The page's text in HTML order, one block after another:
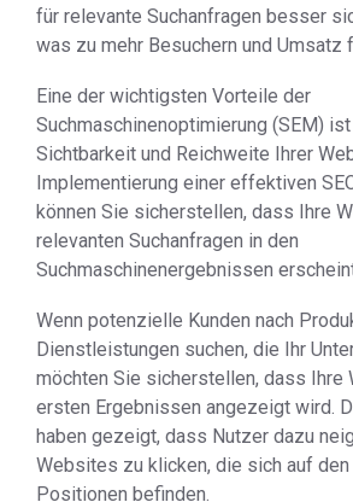
für relevante Suchanfragen besser
was zu mehr Besuchern und Umsatz
Eine der wichtigsten Vorteile der
Suchmaschinenoptimierung (SEM)
Sichtbarkeit und Reichweite Ihrer
Implementierung einer effektiven
können Sie sicherstellen, dass Ihre
relevanten Suchanfragen in den
Suchmaschinenergebnissen
Wenn potenzielle Kunden nach
Dienstleistungen suchen, die Ihr
möchten Sie sicherstellen, dass Ihre
ersten Ergebnissen angezeigt wird.
haben gezeigt, dass Nutzer dazu
Websites zu klicken, die sich auf
Positionen befinden.